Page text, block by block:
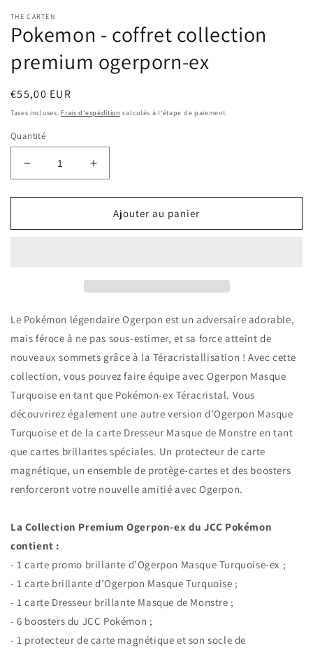
fenêtre
modale
THE CARTEN
Pokemon - coffret collection
premium ogerporn-ex
Prix
habituel
€55,00 EUR
Taxes incluses. Frais d'expédition calculés à l'étape de paiement.
Quantité
Réduire
la
quantité
Pokemon
ex
Augmenter
la
quantité
Pokemon
ex
Ajouter au panier
Le Pokémon légendaire Ogerpon est un adversaire adorable,
mais féroce à ne pas sous-estimer, et sa force atteint de
nouveaux sommets grâce à la Téracristallisation ! Avec cette
collection, vous pouvez faire équipe avec Ogerpon Masque
Turquoise en tant que Pokémon-ex Téracristal. Vous
découvrirez également une autre version d’Ogerpon Masque
Turquoise et de la carte Dresseur Masque de Monstre en tant
que cartes brillantes spéciales. Un protecteur de carte
magnétique, un ensemble de protège-cartes et des boosters
renforceront votre nouvelle amitié avec Ogerpon.
La Collection Premium Ogerpon-ex du JCC Pokémon
contient :
- 1 carte promo brillante d’Ogerpon Masque Turquoise-ex ;
- 1 carte brillante d’Ogerpon Masque Turquoise ;
- 1 carte Dresseur brillante Masque de Monstre ;
- 6 boosters du JCC Pokémon ;
- 1 protecteur de carte magnétique et son socle de